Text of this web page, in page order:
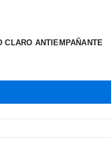
CLARO ANTIEMPAÑANTE